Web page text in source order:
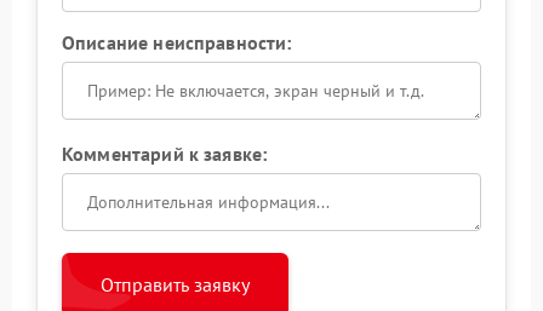
Описание неисправности:
Комментарий к заявке:
Отправить заявку